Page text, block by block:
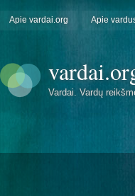
Apie vardai.org Apie
Vardai. Vardų